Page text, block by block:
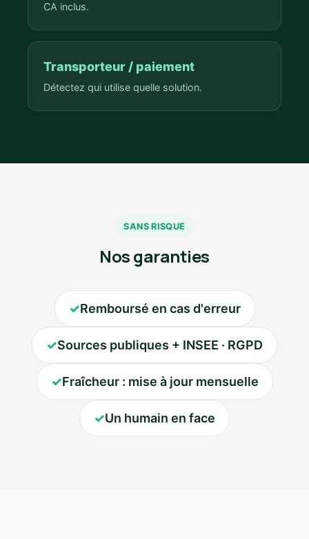
CA inclus.
Transporteur / paiement
Détectez qui utilise quelle solution.
SANS RISQUE
Nos garanties
✓Remboursé en cas d'erreur
✓Sources publiques + INSEE · RGPD
✓Fraîcheur : mise à jour mensuelle
✓Un humain en face